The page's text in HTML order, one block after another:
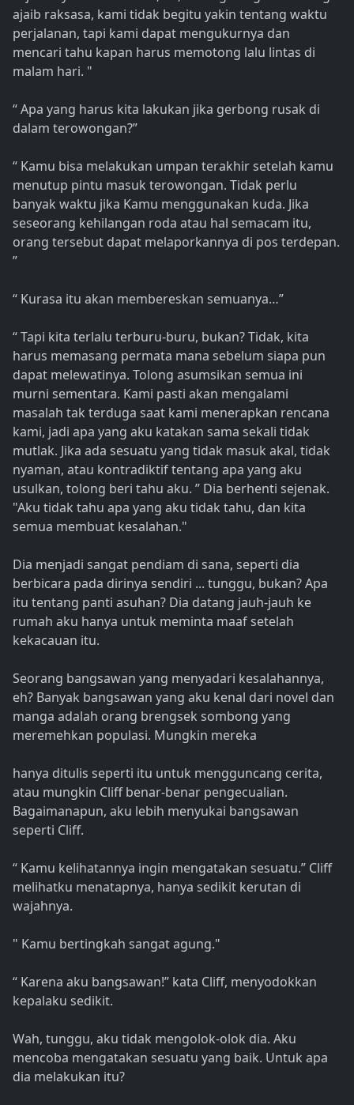
ajaib raksasa, kami tidak begitu yakin tentang waktu
perjalanan, tapi kami dapat mengukurnya dan
mencari tahu kapan harus memotong lalu lintas di
malam hari. "
“ Apa yang harus kita lakukan jika gerbong rusak di
dalam terowongan?”
“ Kamu bisa melakukan umpan terakhir setelah kamu
menutup pintu masuk terowongan. Tidak perlu
banyak waktu jika Kamu menggunakan kuda. Jika
seseorang kehilangan roda atau hal semacam itu,
orang tersebut dapat melaporkannya di pos terdepan.
”
“ Kurasa itu akan membereskan semuanya…”
“ Tapi kita terlalu terburu-buru, bukan? Tidak, kita
harus memasang permata mana sebelum siapa pun
dapat melewatinya. Tolong asumsikan semua ini
murni sementara. Kami pasti akan mengalami
masalah tak terduga saat kami menerapkan rencana
kami, jadi apa yang aku katakan sama sekali tidak
mutlak. Jika ada sesuatu yang tidak masuk akal, tidak
nyaman, atau kontradiktif tentang apa yang aku
usulkan, tolong beri tahu aku. ” Dia berhenti sejenak.
"Aku tidak tahu apa yang aku tidak tahu, dan kita
semua membuat kesalahan."
Dia menjadi sangat pendiam di sana, seperti dia
berbicara pada dirinya sendiri ... tunggu, bukan? Apa
itu tentang panti asuhan? Dia datang jauh-jauh ke
rumah aku hanya untuk meminta maaf setelah
kekacauan itu.
Seorang bangsawan yang menyadari kesalahannya,
eh? Banyak bangsawan yang aku kenal dari novel dan
manga adalah orang brengsek sombong yang
meremehkan populasi. Mungkin mereka
hanya ditulis seperti itu untuk mengguncang cerita,
atau mungkin Cliff benar-benar pengecualian.
Bagaimanapun, aku lebih menyukai bangsawan
seperti Cliff.
“ Kamu kelihatannya ingin mengatakan sesuatu.” Cliff
melihatku menatapnya, hanya sedikit kerutan di
wajahnya.
" Kamu bertingkah sangat agung."
“ Karena aku bangsawan!” kata Cliff, menyodokkan
kepalaku sedikit.
Wah, tunggu, aku tidak mengolok-olok dia. Aku
mencoba mengatakan sesuatu yang baik. Untuk apa
dia melakukan itu?